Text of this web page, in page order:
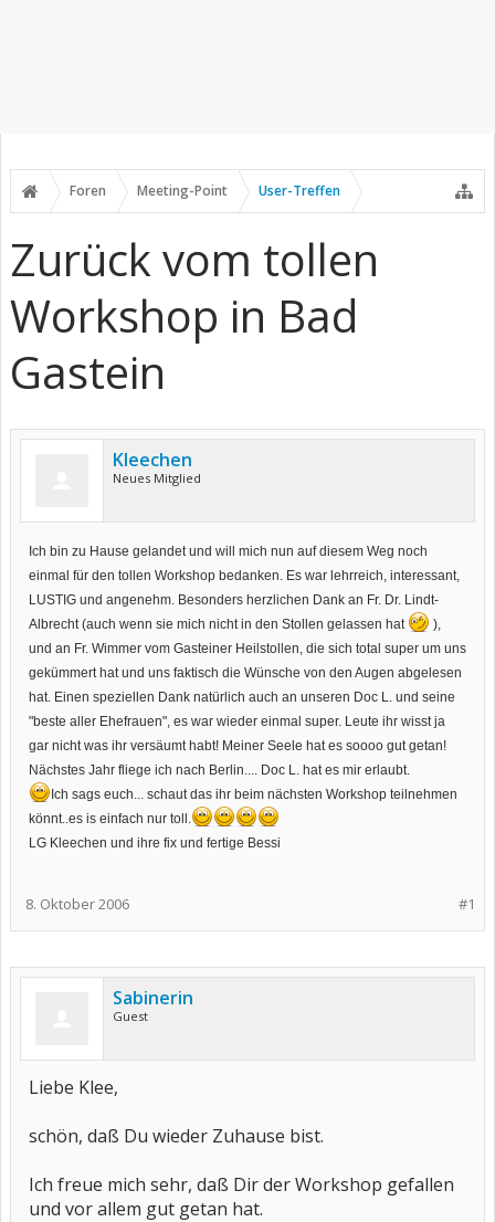
Foren Meeting-Point User-Treffen
Zurück vom tollen
Workshop in Bad
Gastein
Kleechen
Neues Mitglied
Ich bin zu Hause gelandet und will mich nun auf diesem Weg noch
einmal für den tollen Workshop bedanken. Es war lehrreich, interessant,
LUSTIG und angenehm. Besonders herzlichen Dank an Fr. Dr. Lindt-
Albrecht (auch wenn sie mich nicht in den Stollen gelassen hat
),
und an Fr. Wimmer vom Gasteiner Heilstollen, die sich total super um uns
gekümmert hat und uns faktisch die Wünsche von den Augen abgelesen
hat. Einen speziellen Dank natürlich auch an unseren Doc L. und seine
"beste aller Ehefrauen", es war wieder einmal super. Leute ihr wisst ja
gar nicht was ihr versäumt habt! Meiner Seele hat es soooo gut getan!
Nächstes Jahr fliege ich nach Berlin.... Doc L. hat es mir erlaubt.
Ich sags euch... schaut das ihr beim nächsten Workshop teilnehmen
könnt..es is einfach nur toll.
LG Kleechen und ihre fix und fertige Bessi
#1
8. Oktober 2006
Sabinerin
Guest
Liebe Klee,
schön, daß Du wieder Zuhause bist.
Ich freue mich sehr, daß Dir der Workshop gefallen
und vor allem gut getan hat.